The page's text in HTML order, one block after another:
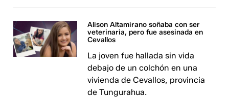
Alison Altamirano soñaba con ser
veterinaria, pero fue asesinada en
Cevallos
La joven fue hallada sin vida
debajo de un colchón en una
vivienda de Cevallos, provincia
de Tungurahua.